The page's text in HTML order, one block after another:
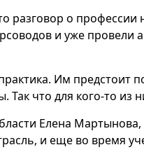
разговор о
и уже провели
Им предстоит
Так что для кого-то из
Елена
и еще во время